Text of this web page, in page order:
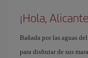
¡Hola,
Bañada por las aguas
para disfrutar de sus